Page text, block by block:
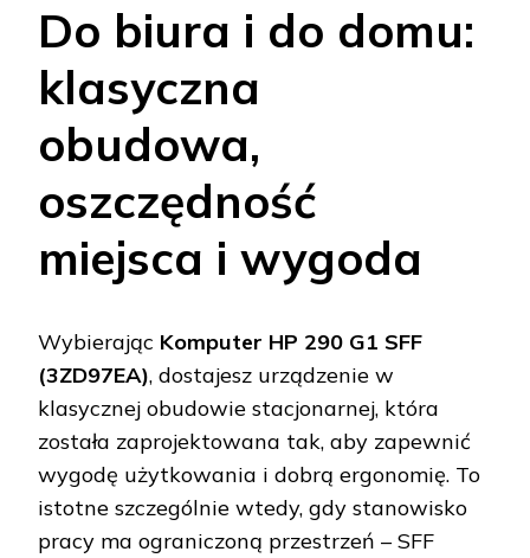
Do biura i do domu:
klasyczna
obudowa,
oszczędność
miejsca i wygoda
Wybierając Komputer HP 290 G1 SFF
(3ZD97EA), dostajesz urządzenie w
klasycznej obudowie stacjonarnej, która
została zaprojektowana tak, aby zapewnić
wygodę użytkowania i dobrą ergonomię. To
istotne szczególnie wtedy, gdy stanowisko
pracy ma ograniczoną przestrzeń – SFF